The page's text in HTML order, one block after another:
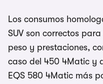
Los consumos
SUV son correctos
peso y prestaciones,
caso del 450 4Matic y
EQS 580 4Matic más